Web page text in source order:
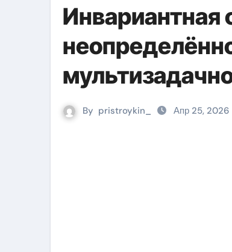
Инвариантная
By pristroykin_ Апр 25, 2026